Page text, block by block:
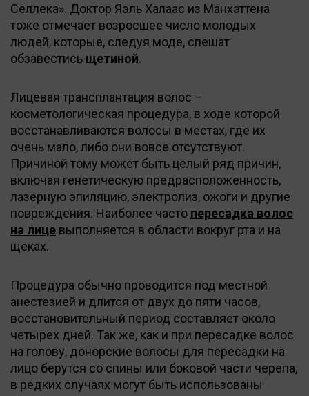
Селлека». Доктор Яэль Халаас из Манхэттена
тоже отмечает возросшее число молодых
людей, которые, следуя моде, спешат
обзавестись щетиной.
Лицевая трансплантация волос –
косметологическая процедура, в ходе которой
восстанавливаются волосы в местах, где их
очень мало, либо они вовсе отсутствуют.
Причиной тому может быть целый ряд причин,
включая генетическую предрасположенность,
лазерную эпиляцию, электролиз, ожоги и другие
повреждения. Наиболее часто пересадка волос
на лице выполняется в области вокруг рта и на
щеках.
Процедура обычно проводится под местной
анестезией и длится от двух до пяти часов,
восстановительный период составляет около
четырех дней. Так же, как и при пересадке волос
на голову, донорские волосы для пересадки на
лицо берутся со спины или боковой части черепа,
в редких случаях могут быть использованы